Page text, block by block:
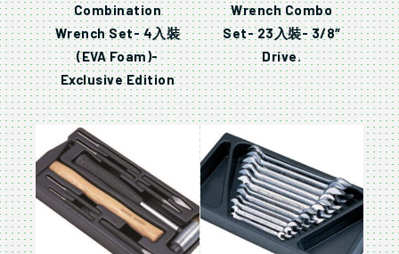
Combination
Wrench Set- 4入裝
(EVA Foam)-
Exclusive Edition
Wrench Combo
Set- 23入裝- 3/8″
Drive.